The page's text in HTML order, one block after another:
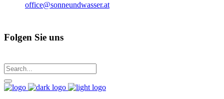
office@sonneundwasser.at
Folgen Sie uns